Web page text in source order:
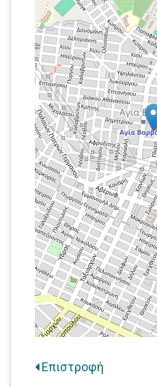
Επιστροφή